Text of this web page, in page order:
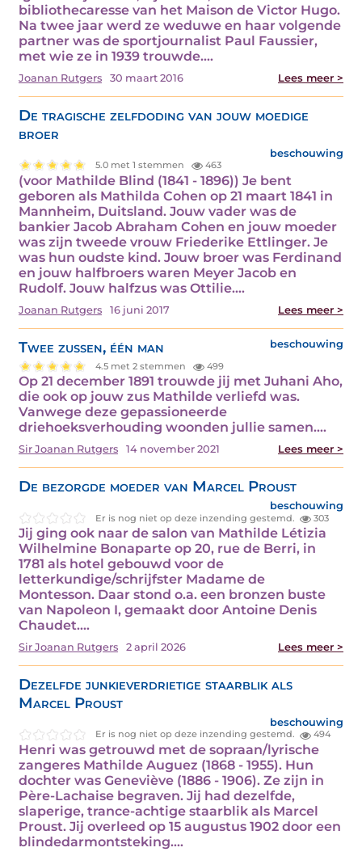
bibliothecaresse van het Maison de Victor Hugo.
Na twee jaar werd ze weduwe en haar volgende
partner was de sportjournalist Paul Faussier,
met wie ze in 1939 trouwde.…
Joanan Rutgers 30 maart 2016 Lees meer >
De tragische zelfdoding van jouw moedige
broer
beschouwing
5.0 met 1 stemmen 463
(voor Mathilde Blind (1841 - 1896)) Je bent
geboren als Mathilda Cohen op 21 maart 1841 in
Mannheim, Duitsland. Jouw vader was de
bankier Jacob Abraham Cohen en jouw moeder
was zijn tweede vrouw Friederike Ettlinger. Je
was hun oudste kind. Jouw broer was Ferdinand
en jouw halfbroers waren Meyer Jacob en
Rudolf. Jouw halfzus was Ottilie.…
Joanan Rutgers 16 juni 2017 Lees meer >
Twee zussen, één man beschouwing
4.5 met 2 stemmen 499
Op 21 december 1891 trouwde jij met Juhani Aho,
die ook op jouw zus Mathilde verliefd was.
Vanwege deze gepassioneerde
driehoeksverhouding woonden jullie samen.…
Sir Joanan Rutgers 14 november 2021 Lees meer >
De bezorgde moeder van Marcel Proust
beschouwing
Er is nog niet op deze inzending gestemd. 303
Jij ging ook naar de salon van Mathilde Létizia
Wilhelmine Bonaparte op 20, rue de Berri, in
1781 als hotel gebouwd voor de
letterkundige/schrijfster Madame de
Montesson. Daar stond o.a. een bronzen buste
van Napoleon I, gemaakt door Antoine Denis
Chaudet.…
Sir Joanan Rutgers 2 april 2026 Lees meer >
Dezelfde junkieverdrietige staarblik als
Marcel Proust
beschouwing
Er is nog niet op deze inzending gestemd. 494
Henri was getrouwd met de sopraan/lyrische
zangeres Mathilde Auguez (1868 - 1955). Hun
dochter was Geneviève (1886 - 1906). Ze zijn in
Père-Lachaise begraven. Jij had dezelfde,
slaperige, trance-achtige staarblik als Marcel
Proust. Jij overleed op 15 augustus 1902 door een
blindedarmontsteking.…